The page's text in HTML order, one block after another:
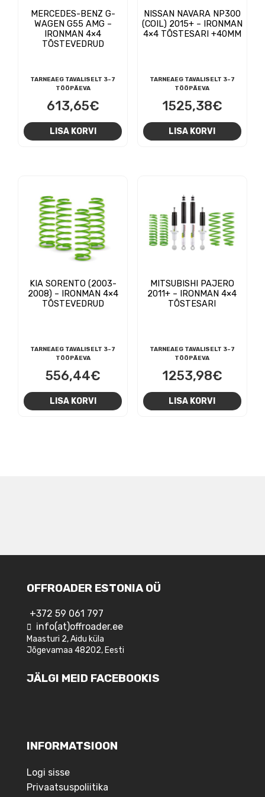
MERCEDES-BENZ G-
WAGEN G55 AMG –
IRONMAN 4×4
TÕSTEVEDRUD
TARNEAEG TAVALISELT 3-7
TÖÖPÄEVA
613,65€
LISA KORVI
NISSAN NAVARA NP300
(COIL) 2015+ – IRONMAN
4×4 TÕSTESARI +40MM
TARNEAEG TAVALISELT 3-7
TÖÖPÄEVA
1525,38€
LISA KORVI
KIA SORENTO (2003-
2008) – IRONMAN 4×4
TÕSTEVEDRUD
TARNEAEG TAVALISELT 3-7
TÖÖPÄEVA
556,44€
LISA KORVI
MITSUBISHI PAJERO
2011+ – IRONMAN 4×4
TÕSTESARI
TARNEAEG TAVALISELT 3-7
TÖÖPÄEVA
1253,98€
LISA KORVI
OFFROADER ESTONIA OÜ
+372 59 061 797
info(at)offroader.ee
Maasturi 2, Aidu küla
Jõgevamaa 48202, Eesti
JÄLGI MEID FACEBOOKIS
INFORMATSIOON
Logi sisse
Privaatsuspoliitika